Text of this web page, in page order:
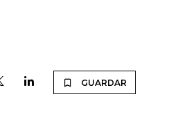
GUARDAR